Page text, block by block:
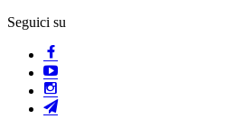
Seguici su